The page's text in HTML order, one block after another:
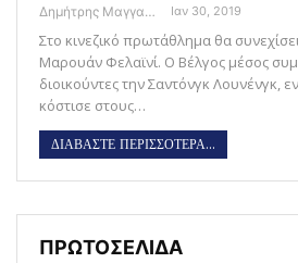
Δημήτρης Μαγγανάρης Ιαν 30, 2019
Στο κινεζικό πρωτάθλημα θα
Μαρουάν Φελαϊνί. Ο Βέλγος μέσος
διοικούντες την Σαντόνγκ Λουνένγκ,
κόστισε στους…
ΔΙΑΒΑΣΤΕ ΠΕΡΙΣΣΟΤΕΡΑ...
ΠΡΩΤΟΣΕΛΙΔΑ